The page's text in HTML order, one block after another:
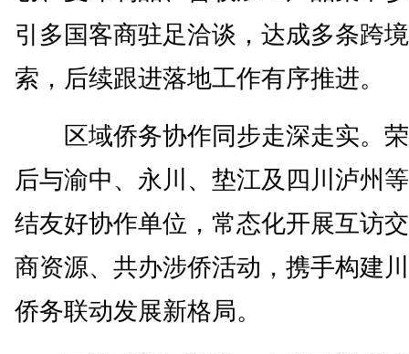
引多国客商驻足洽谈，达成多条跨
索，后续跟进落地工作有序推进。
区域侨务协作同步走深走实。荣
后与渝中、永川、垫江及四川泸州
结友好协作单位，常态化开展互访
商资源、共办涉侨活动，携手构建
侨务联动发展新格局。